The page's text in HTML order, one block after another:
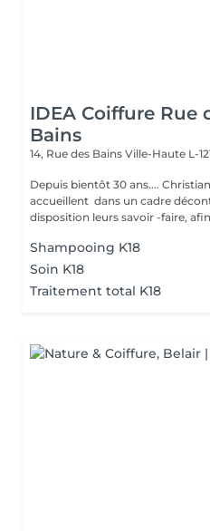
IDEA Coiffure Rue
Bains
14, Rue des Bains Ville-Haute L-
Depuis bientôt 30 ans.... Christian et son équipe vous
accueillent dans un cadre
disposition leurs savoir -faire, afin
Shampooing K18
Soin K18
Traitement total K18